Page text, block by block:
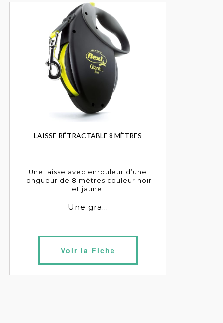
LAISSE RÉTRACTABLE 8 MÈTRES
Une laisse avec enrouleur d’une
longueur de 8 mètres couleur noir
et jaune.
Une gra...
Voir la Fiche